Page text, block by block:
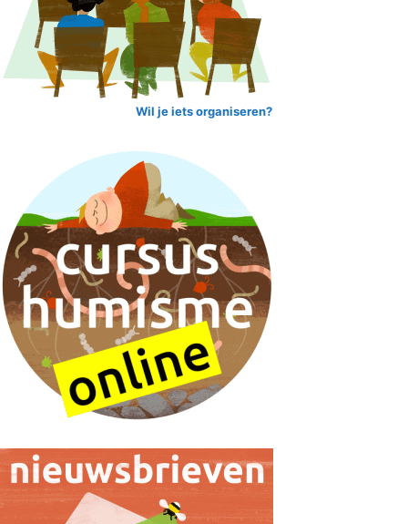
Wil je iets organiseren?